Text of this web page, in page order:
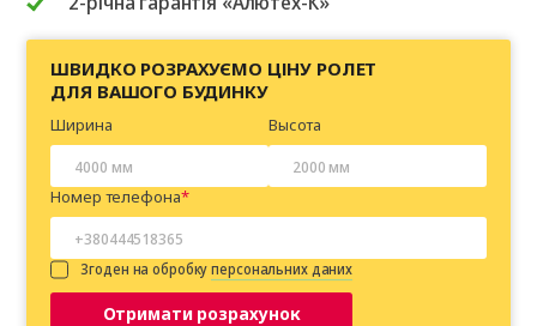
ШВИДКО РОЗРАХУЄМО ЦІНУ РОЛЕТ
ДЛЯ ВАШОГО БУДИНКУ
Ширина Высота
Номер телефона
Згоден на обробкуперсональних даних
Отримати розрахунок